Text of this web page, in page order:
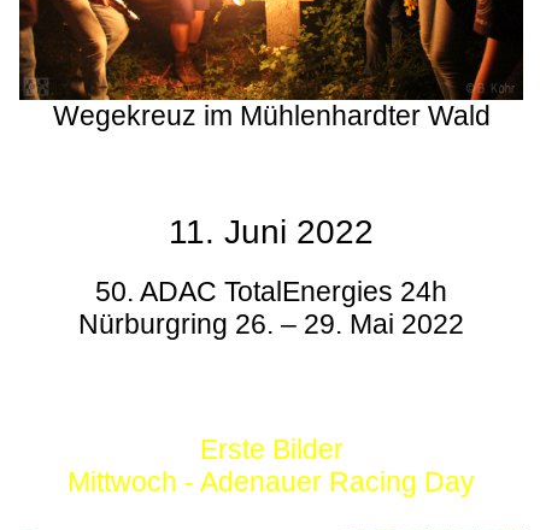
Wegekreuz im Mühlenhardter Wald
11. Juni 2022
50. ADAC TotalEnergies 24h
Nürburgring 26. – 29. Mai 2022
Erste Bilder
Mittwoch - Adenauer Racing Day